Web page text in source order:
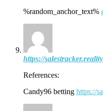
%random_anchor_text%
https://
References:
Candy96 betting https://